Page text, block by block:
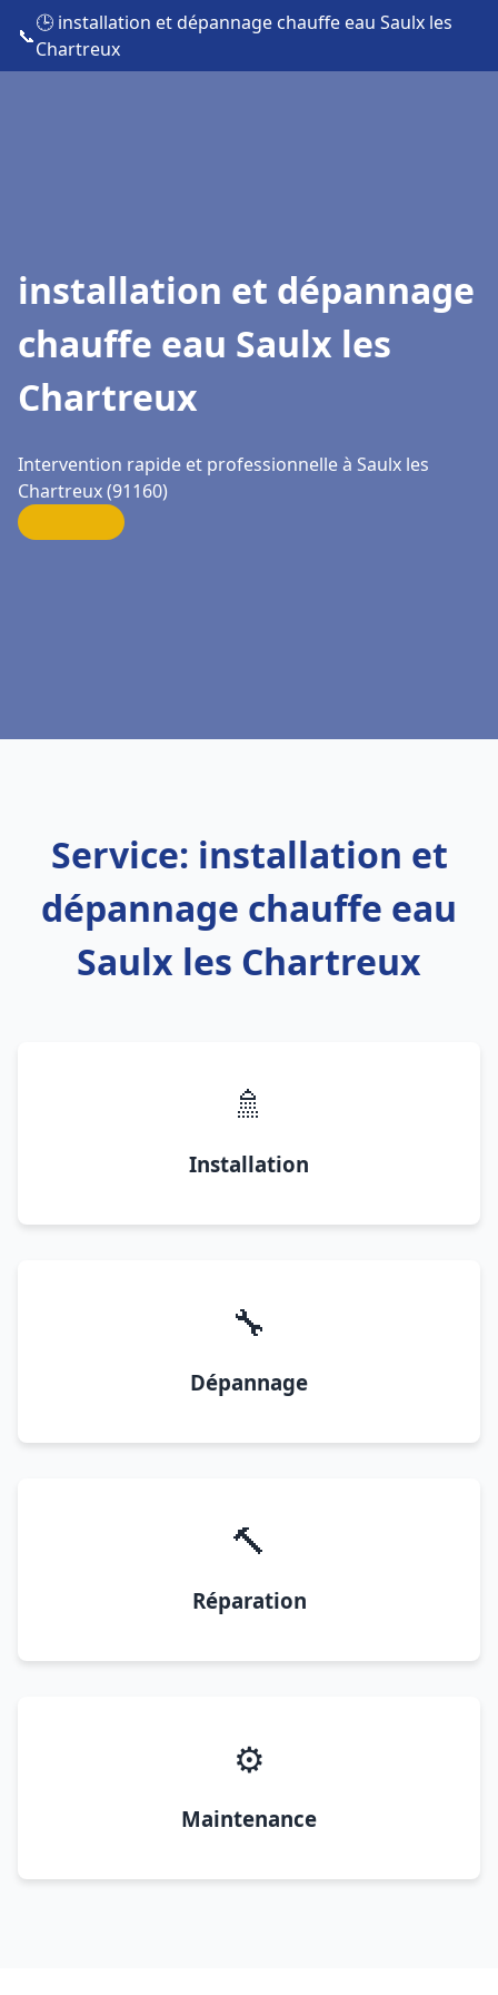
📞
🕒 installation et dépannage chauffe eau Saulx les
Chartreux
installation et dépannage
chauffe eau Saulx les
Chartreux
Intervention rapide et professionnelle à Saulx les
Chartreux (91160)
Service: installation et
dépannage chauffe eau
Saulx les Chartreux
🚿
Installation
🔧
Dépannage
🔨
Réparation
⚙️
Maintenance